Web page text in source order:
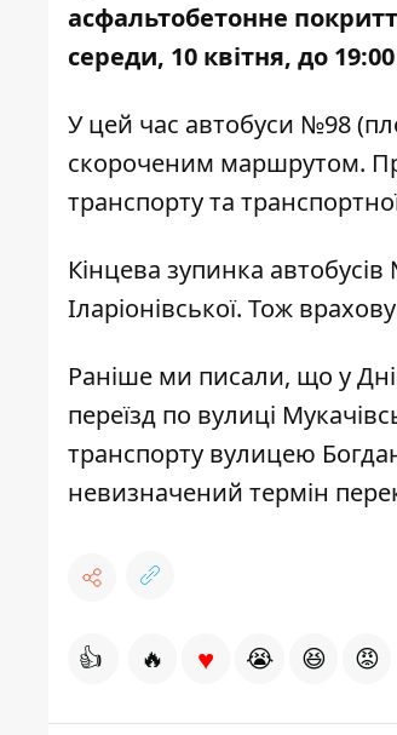
асфальтобетонне
середи, 10 квітня, до
У цей час автобуси №98
скороченим маршрутом.
транспорту та
Кінцева зупинка
Іларіонівської. Тож
Раніше ми писали, що у
переїзд по вулиці
транспорту вулицею
невизначений термін
👍 🔥 ♥ 😭 😆 😡